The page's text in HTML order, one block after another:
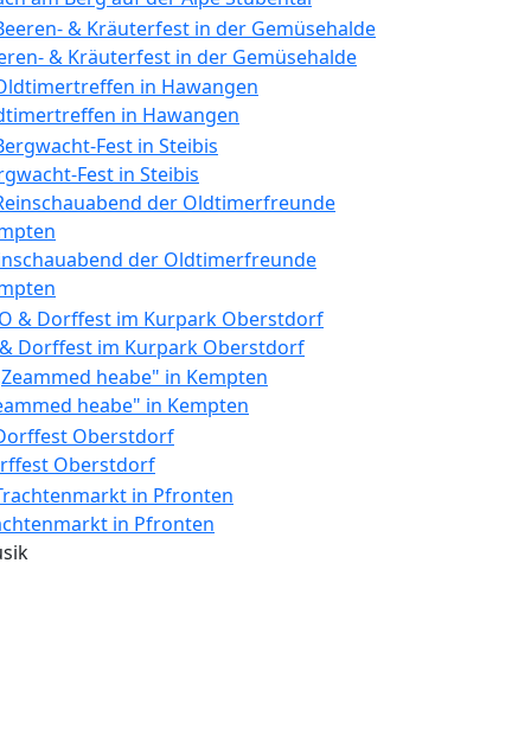
& Kräuterfest in der Gemüsehalde
in Hawangen
Fest in Steibis
der Oldtimerfreunde
& Dorffest im Kurpark Oberstdorf
heabe" in Kempten
Oberstdorf
in Pfronten